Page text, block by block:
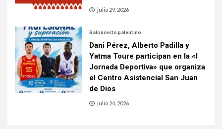
julio 29, 2026
Baloncesto palentino
Dani Pérez, Alberto Padilla y
Yatma Toure participan en la «I
Jornada Deportiva» que organiza
el Centro Asistencial San Juan
de Dios
julio 24, 2026